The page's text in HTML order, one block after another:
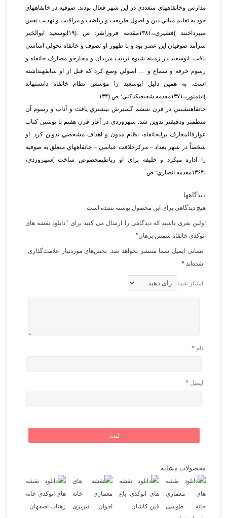
مدارس وخانقاههاي متعددي در اين شهر فعال بودند. صوفيه در خانقاههاي
خود به تعليم مباني دين و اصول طريقت و رياضت و مراقبت و تهذيب نفس
ميپرداختند)قشيري،،۱۳۸۱مقدمه فروزانفر: ص .(۱۹
ابوسعيد ابوالخير
سرآمد صوفيان اين عصر بود و با ظهور او تصوف و خانقاه تحولي اساسي
يافت. ابوسعيد در زمينه شيوه تربيت مريدان و مخارجو مصارف خانقاه و
رسوم خرفه و سماع و … اصولي وضع كرد كه قبل از او سابقهنداشته
است. به همين دليل ابوسعيد را مؤسس نظام خانقاه دانستهاند
)ابنمنور،،۱۳۷۱مقدمه شفيعيكدكني: ص.(۱۳۴
خانقاهنشيني در قرن ششم گسترش بيشتري يافت و آداب و رسوم آن
منظمتر ودقيقتر تدوين شد. سهروردي در آغاز قرن هفتم با نوشتن كتاب
عوارفالمعارف برايخانقاه، نظام مدون و اهداف مشخصي تدوين كرد. او
شخصاً در شهر بغداد – مركزخلافت عباسي – خانقاههاي متعلق به صوفيه
را اداره ميكرد و خليفه براي او رباطيمخصوص ساخت)سهروردي،
،۱۳۶۴مقدمه انصاري: ص.
دیدگاهها
هیچ دیدگاهی برای این محصول نوشته نشده است.
اولین نفری باشید که دیدگاهی را ارسال می کنید برای “دانلود نقشه های
اتوکدی خانقاه شمس برهان”
نشانی ایمیل شما منتشر نخواهد شد. بخش‌های موردنیاز علامت‌گذاری
شده‌اند*
امتیاز شما
نام*
ایمیل*
محصولات مشابه